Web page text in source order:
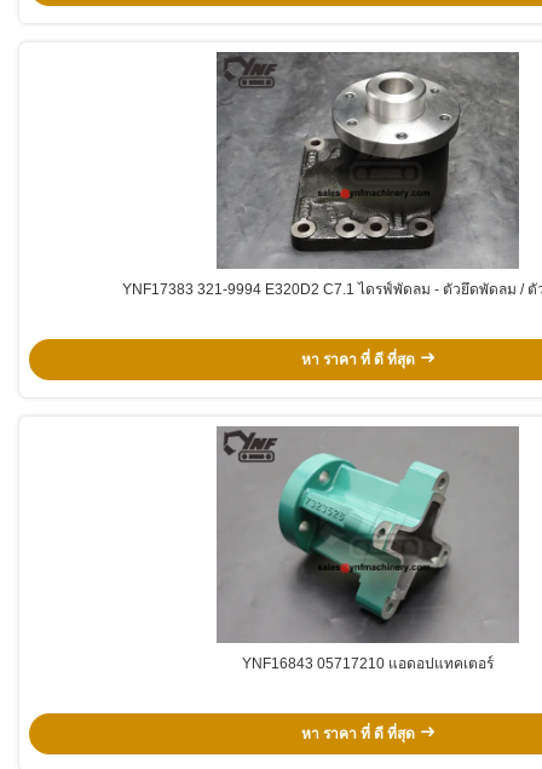
YNF17383 321-9994 E320D2 C7.1 ไดรฟ์พัดลม - ตัวยึดพัดลม / ตั
หา ราคา ที่ ดี ที่สุด
YNF16843 05717210 แอดอปแทคเตอร์
หา ราคา ที่ ดี ที่สุด